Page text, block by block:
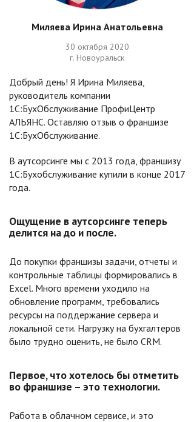
Миляева Ирина Анатольевна
30 октября 2020
г. Новоуральск
Добрый день! Я Ирина Миляева,
руководитель компании
1С:БухОбслуживание ПрофиЦентр
АЛЬЯНС. Оставляю отзыв о франшизе
1С:БухОбслуживание.
В аутсорсинге мы с 2013 года, франшизу
1С:Бухобслуживание купили в конце 2017
года.
Ощущение в аутсорсинге теперь
делится на до и после.
До покупки франшизы задачи, отчеты и
контрольные таблицы формировались в
Excel. Много времени уходило на
обновление программ, требовались
ресурсы на поддержание сервера и
локальной сети. Нагрузку на бухгалтеров
было трудно оценить, не было CRM.
Первое, что хотелось бы отметить
во франшизе – это технологии.
Работа в облачном сервисе, и это